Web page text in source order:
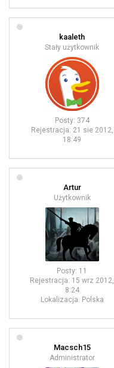
kaaleth
Stały użytkownik
Posty: 374
Rejestracja: 21 sie 2012,
18:49
Artur
Użytkownik
Posty: 11
Rejestracja: 15 wrz 2012,
8:24
Lokalizacja: Polska
Macsch15
Administrator